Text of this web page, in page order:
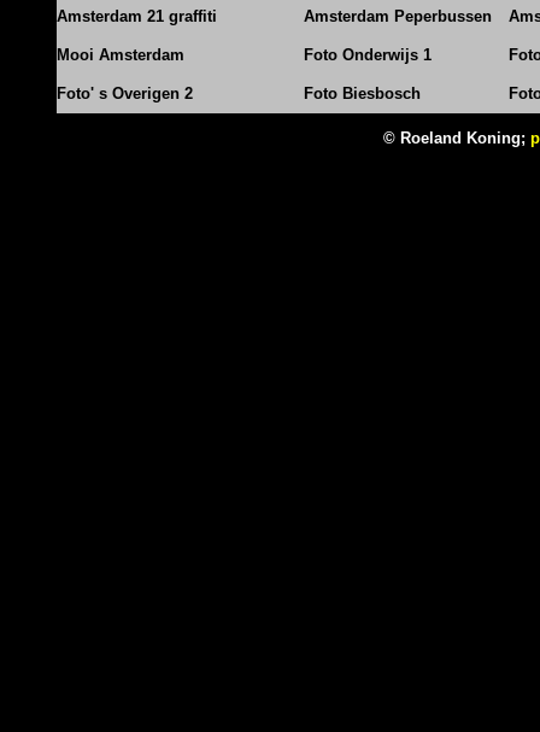
Amsterdam 21 graffiti Amsterdam Peperbussen
Mooi Amsterdam Foto Onderwijs 1
Foto' s Overigen 2 Foto Biesbosch
© Roeland Koning;